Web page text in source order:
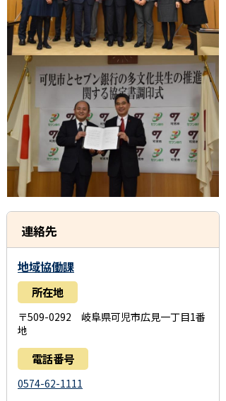
連絡先
地域協働課
所在地
〒509-0292 岐阜県可児市広見一丁目1番
地
電話番号
0574-62-1111